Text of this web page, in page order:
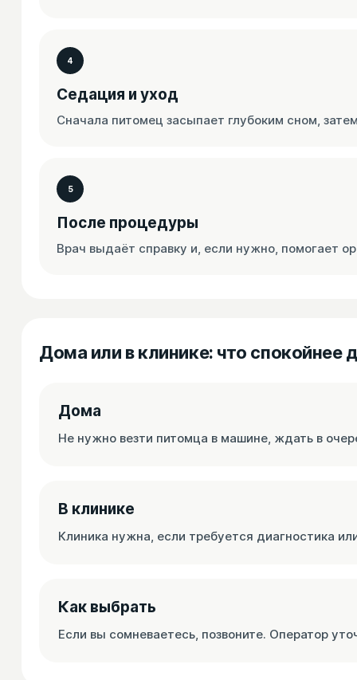
4
Седация и уход
Сначала питомец засыпает глубоким сном,
5
После процедуры
Врач выдаёт справку и, если нужно, помогает
Дома или в клинике: что спокойнее
Дома
Не нужно везти питомца в машине, ждать в
В клинике
Клиника нужна, если требуется диагностика
Как выбрать
Если вы сомневаетесь, позвоните. Оператор